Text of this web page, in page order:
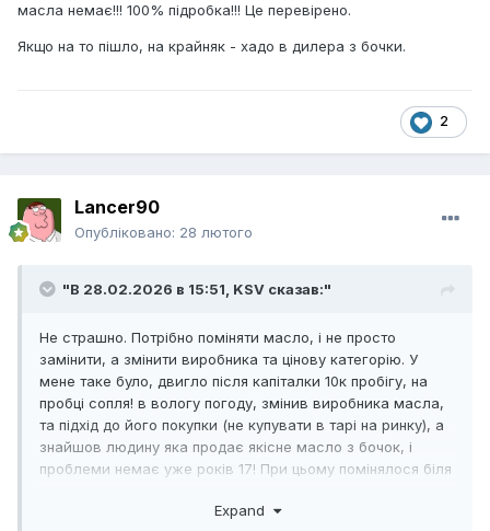
масла немає!!! 100% підробка!!! Це перевірено.
Якщо на то пішло, на крайняк - хадо в дилера з бочки.
2
Lancer90
Опубліковано: 28 лютого
"В 28.02.2026 в 15:51, KSV сказав:"
Не страшно. Потрібно поміняти масло, і не просто
замінити, а змінити виробника та цінову категорію. У
мене таке було, двигло після капіталки 10к пробігу, на
пробці сопля! в вологу погоду, змінив виробника масла,
та підхід до його покупки (не купувати в тарі на ринку), а
знайшов людину яка продає якісне масло з бочок, і
проблеми немає уже років 17! При цьому помінялося біля
далеко за пів ляма - такої проблеми немає!
Expand